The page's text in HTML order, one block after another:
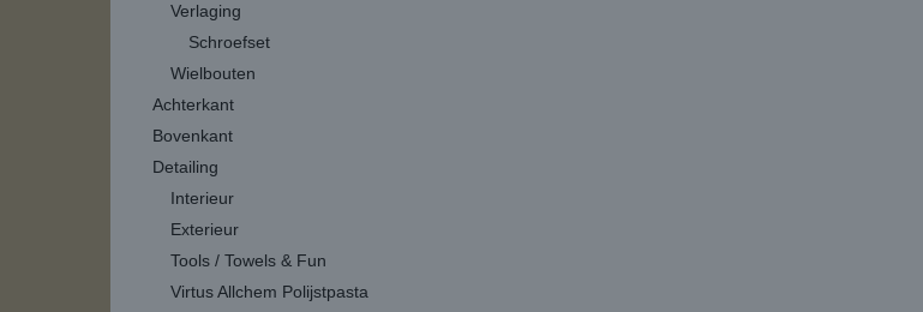
Verlaging
Schroefset
Wielbouten
Achterkant
Bovenkant
Detailing
Interieur
Exterieur
Tools / Towels & Fun
Virtus Allchem Polijstpasta